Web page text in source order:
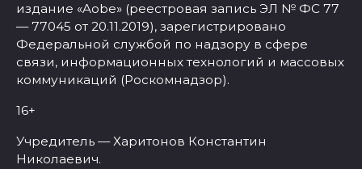
издание «Aobe» (реестровая запись ЭЛ № ФС 77
— 77045 от 20.11.2019), зарегистрировано
Федеральной службой по надзору в сфере
связи, информационных технологий и массовых
коммуникаций (Роскомнадзор).
16+
Учредитель — Харитонов Константин
Николаевич.